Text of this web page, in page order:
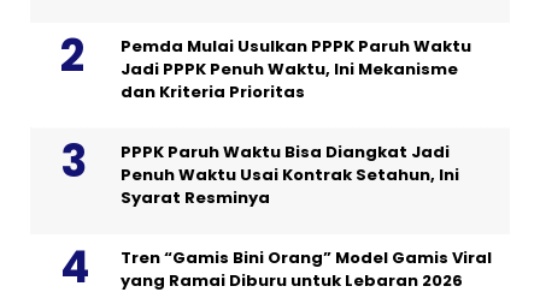
Pemda Mulai Usulkan PPPK Paruh Waktu
Jadi PPPK Penuh Waktu, Ini Mekanisme
dan Kriteria Prioritas
PPPK Paruh Waktu Bisa Diangkat Jadi
Penuh Waktu Usai Kontrak Setahun, Ini
Syarat Resminya
Tren “Gamis Bini Orang” Model Gamis Viral
yang Ramai Diburu untuk Lebaran 2026